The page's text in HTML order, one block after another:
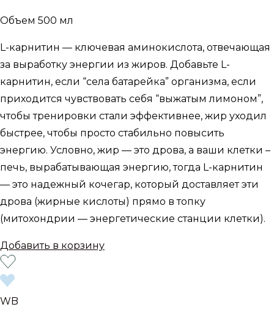
Объем 500 мл
L-карнитин — ключевая аминокислота, отвечающая
за выработку энергии из жиров. Добавьте L-
карнитин, если “села батарейка” организма, если
приходится чувствовать себя “выжатым лимоном”,
чтобы тренировки стали эффективнее, жир уходил
быстрее, чтобы просто стабильно повысить
энергию. Условно, жир — это дрова, а ваши клетки –
печь, вырабатывающая энергию, тогда L-карнитин
— это надежный кочегар, который доставляет эти
дрова (жирные кислоты) прямо в топку
(митохондрии — энергетические станции клетки).
Добавить в корзину
WB